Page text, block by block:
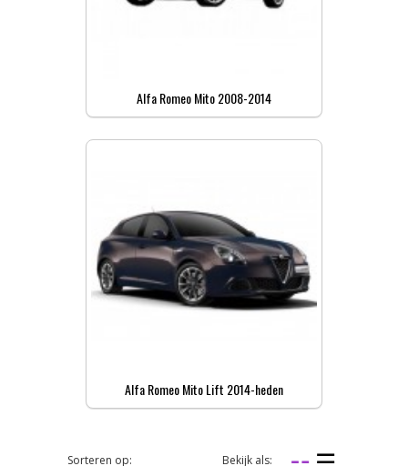
Alfa Romeo Mito 2008-2014
Alfa Romeo Mito Lift 2014-heden
Sorteren op: Bekijk als: